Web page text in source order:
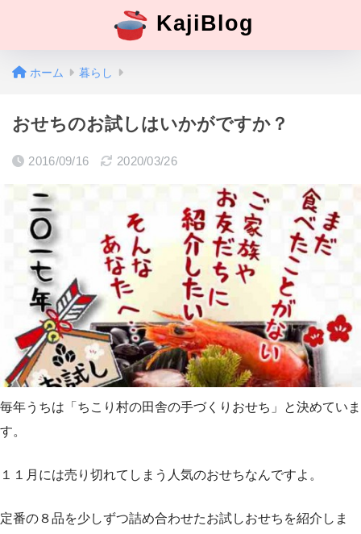
KajiBlog
ホーム 暮らし
おせちのお試しはいかがですか？
2016/09/16 2020/03/26
毎年うちは「ちこり村の田舎の手づくりおせち」と決めていま
す。
１１月には売り切れてしまう人気のおせちなんですよ。
定番の８品を少しずつ詰め合わせたお試しおせちを紹介しま